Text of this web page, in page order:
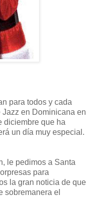
para todos y cada
en Dominicana en
diciembre que ha
un día muy especial.
le pedimos a Santa
para
la gran noticia de que
sobremanera el